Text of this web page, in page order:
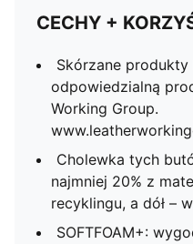
CECHY +
Skórzane produkty
odpowiedzialną
Working Group.
Cholewka tych
najmniej 20% z
recyklingu, a dół –
SOFTFOAM+: